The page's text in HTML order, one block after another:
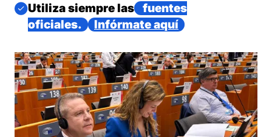
Imagen
Utiliza siempre las
fuentes
oficiales.
Infórmate aquí